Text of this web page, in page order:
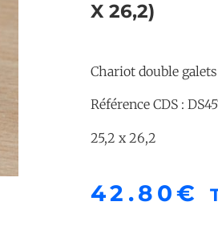
X 26,2)
Chariot double
Référence CDS :
25,2 x 26,2
42.80€